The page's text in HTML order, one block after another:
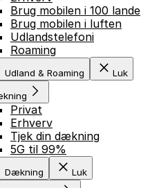
Brug mobilen i 100 lande
Brug mobilen i luften
Udlandstelefoni
Roaming
Udland & Roaming Luk
Privat
Erhverv
Tjek din dækning
5G til 99%
Dækning Luk